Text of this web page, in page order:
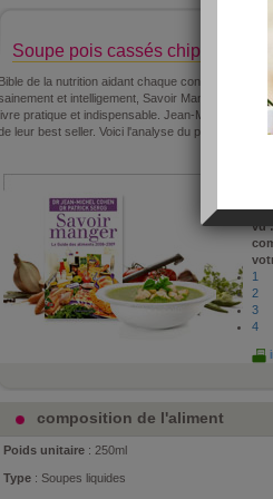
Soupe pois cassés chipolatas
Bible de la nutrition aidant chaque consommateur
et intelligement, Savoir Manger, est
livre pratique et indispensable. Jean-Michel
leur best seller. Voici l'analyse du produit
le :
vu
1
2
3
4
composition de l'aliment
Poids unitaire : 250ml
Type : Soupes liquides